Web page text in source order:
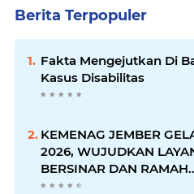
Berita Terpopuler
Fakta Mengejutkan Di
Kasus Disabilitas
KEMENAG JEMBER
2026, WUJUDKAN
BERSINAR DAN RAMAH
DISABILITAS